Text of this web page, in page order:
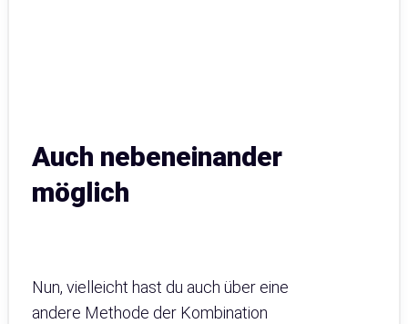
Auch nebeneinander
möglich
Nun, vielleicht hast du auch über eine
andere Methode der Kombination